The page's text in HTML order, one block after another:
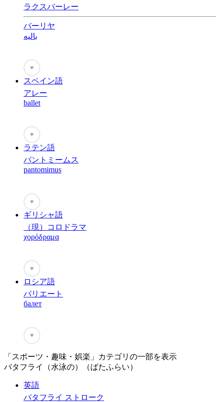
ラクスバーレー
バーリヤ
باليه
♥
スペイン語
アレー
ballet
♥
ラテン語
パントミームス
pantomimus
♥
ギリシャ語
（現）コロドラマ
χορόδραμα
♥
ロシア語
バリエート
балет
♥
「スポーツ・趣味・娯楽」カテゴリの一部を表示
バタフライ（水泳の）（ばたふらい）
英語
バタフライ ストローク